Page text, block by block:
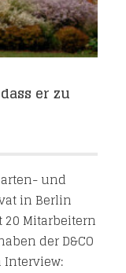
er zu
und
in Berlin
Mitarbeitern
der D&CO
Interview: